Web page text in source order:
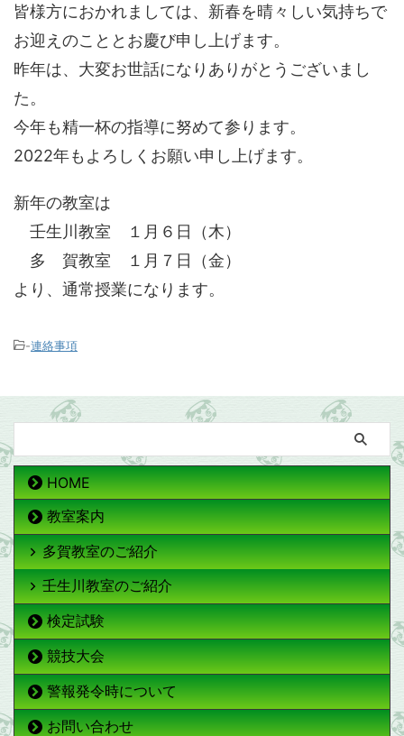
皆様方におかれましては、新春を晴々しい気持ちで
お迎えのこととお慶び申し上げます。
昨年は、大変お世話になりありがとうございまし
た。
今年も精一杯の指導に努めて参ります。
2022年もよろしくお願い申し上げます。
新年の教室は
壬生川教室 １月６日（木）
多 賀教室 １月７日（金）
より、通常授業になります。
-連絡事項
HOME
教室案内
多賀教室のご紹介
壬生川教室のご紹介
検定試験
競技大会
警報発令時について
お問い合わせ